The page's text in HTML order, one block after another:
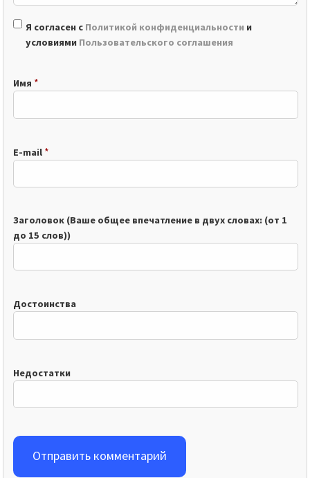
Я согласен с Политикой конфиденциальности и
условиями Пользовательского соглашения
Имя *
E-mail *
Заголовок (Ваше общее впечатление в двух словах: (от 1
до 15 слов))
Достоинства
Недостатки
Отправить комментарий